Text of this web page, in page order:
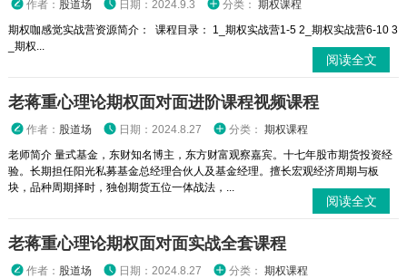
作者： 股道场 日期：2024.9.3 分类： 期权课程
期权咖感觉实战营资源简介： 课程目录： 1_期权实战营1-5 2_期权实战营6-10 3
_期权...
阅读全文
老蒋重心理论期权面对面进阶课程视频课程
作者： 股道场 日期：2024.8.27 分类： 期权课程
老师简介 量式基金，东财知名博主，东方财富观察嘉宾。十七年股市期货投资经
验。长期担任阳光私募基金总经理合伙人及基金经理。擅长宏观经济周期与板
块，品种周期择时，独创期货五位一体战法，...
阅读全文
老蒋重心理论期权面对面实战全套课程
作者： 股道场 日期：2024.8.27 分类： 期权课程